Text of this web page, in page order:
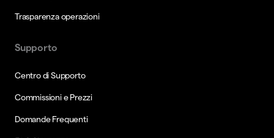
Trasparenza operazioni
Supporto
Centro di Supporto
Commissioni e Prezzi
Domande Frequenti